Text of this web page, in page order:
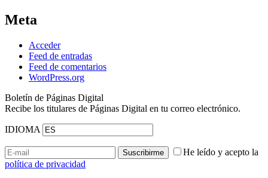
Meta
Acceder
Feed de entradas
Feed de comentarios
WordPress.org
Boletín de Páginas Digital
Recibe los titulares de Páginas Digital en tu correo electrónico.
IDIOMA
He leído y acepto la
política de privacidad